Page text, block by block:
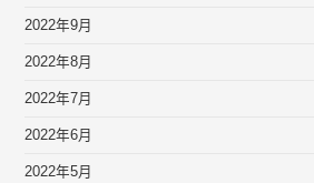
2022年9月
2022年8月
2022年7月
2022年6月
2022年5月